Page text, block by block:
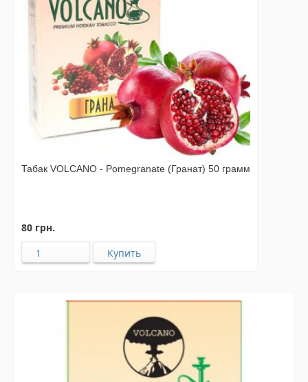
Табак VOLCANO - Pomegranate (Гранат) 50 грамм
80 грн.